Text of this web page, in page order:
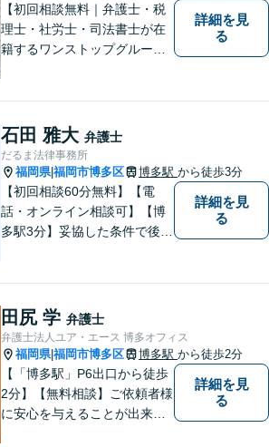
【初回相談無料｜弁護士・税
理士・社労士・司法書士が在
籍するワンストップグルー
等複数士業の知識が必要な案
件を一括して対応。九州トッ
プクラスの豊富な実績。
詳細を見
る
石田 雅大 弁護士
だるま法律事務所
福岡県|福岡市博多区 博多駅 から徒歩3分
【初回相談60分無料】【電
話・オンライン相談可】【博
多駅3分】妥協した条件で後悔
現実的な解決策をご提案いた
しますので、まずはお気軽に
ご相談ください。
詳細を見
る
田尻 学 弁護士
弁護士法人ユア・エース 博多オフィス
福岡県|福岡市博多区 博多駅 から徒歩2分
【「博多駅」P6出口から徒歩
2分】【無料相談】ご依頼者様
に安心を与えることが出来る
詳細を見
る